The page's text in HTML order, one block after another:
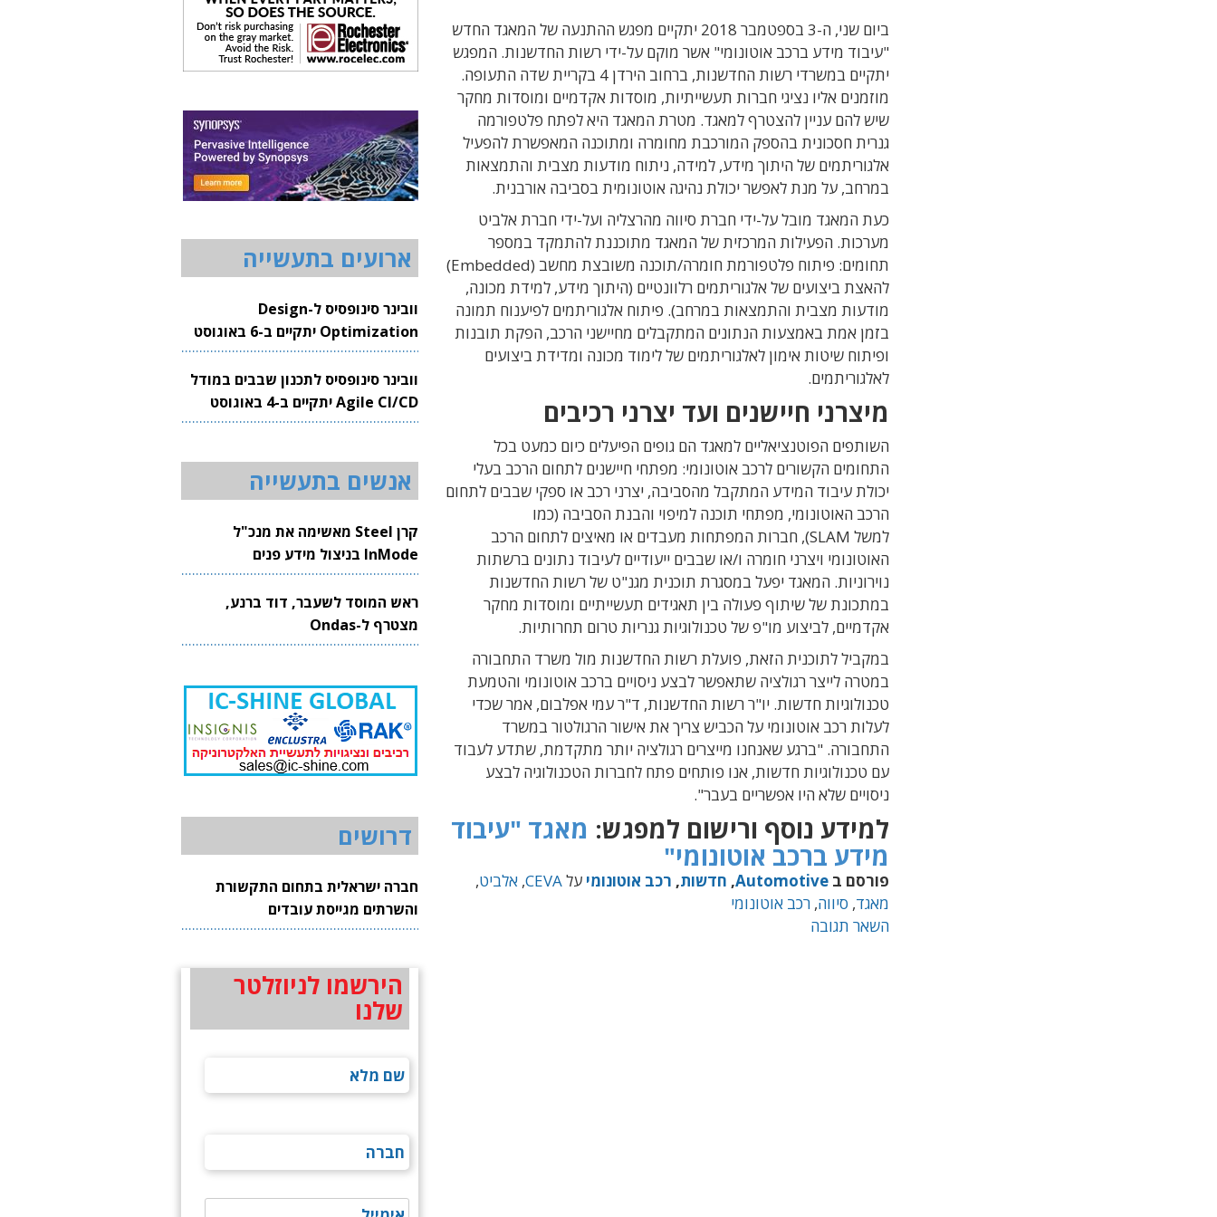
ביום שני, ה-3 בספטמבר 2018 יתקיים מפגש ההתנעה של המאגד החדש
"עיבוד מידע ברכב אוטונומי" אשר מוקם על-ידי רשות החדשנות. המפגש
יתקיים במשרדי רשות החדשנות, ברחוב הירדן 4 בקריית שדה התעופה.
מוזמנים אליו נציגי חברות תעשייתיות, מוסדות אקדמיים ומוסדות מחקר
שיש להם עניין להצטרף למאגד. מטרת המאגד היא לפתח פלטפורמה
גנרית חסכונית בהספק המורכבת מחומרה ומתוכנה המאפשרת להפעיל
אלגוריתמים של היתוך מידע, למידה, ניתוח מודעות מצבית והתמצאות
במרחב, על מנת לאפשר יכולת נהיגה אוטונומית בסביבה אורבנית.
כעת המאגד מובל על-ידי חברת סיווה מהרצליה ועל-ידי חברת אלביט
מערכות. הפעילות המרכזית של המאגד מתוכננת להתמקד במספר
תחומים: פיתוח פלטפורמת חומרה/תוכנה משובצת מחשב (Embedded)
להאצת ביצועים של אלגוריתמים רלוונטיים (היתוך מידע, למידת מכונה,
מודעות מצבית והתמצאות במרחב). פיתוח אלגוריתמים לפיענוח תמונה
בזמן אמת באמצעות הנתונים המתקבלים מחיישני הרכב, הפקת תובנות
ופיתוח שיטות אימון לאלגוריתמים של לימוד מכונה ומדידת ביצועים
לאלגוריתמים.
מיצרני חיישנים ועד יצרני רכיבים
השותפים הפוטנציאליים למאגד הם גופים הפיעלים כיום כמעט בכל
התחומים הקשורים לרכב אוטונומי: מפתחי חיישנים לתחום הרכב בעלי
יכולת עיבוד המידע המתקבל מהסביבה, יצרני רכב או ספקי שבבים לתחום
הרכב האוטונומי, מפתחי תוכנה למיפוי והבנת הסביבה (כמו
למשל SLAM), חברות המפתחות מעבדים או מאיצים לתחום הרכב
האוטונומי ויצרני חומרה ו/או שבבים ייעודיים לעיבוד נתונים ברשתות
נוירוניות. המאגד יפעל במסגרת תוכנית מגנ"ט של רשות החדשנות
במתכונת של שיתוף פעולה בין תאגידים תעשייתיים ומוסדות מחקר
אקדמיים, לביצוע מו"פ של טכנולוגיות גנריות טרום תחרותיות.
במקביל לתוכנית הזאת, פועלת רשות החדשנות מול משרד התחבורה
במטרה לייצר רגולציה שתאפשר לבצע ניסויים ברכב אוטונומי והטמעת
טכנולוגיות חדשות. יו"ר רשות החדשנות, ד"ר עמי אפלבום, אמר שכדי
לעלות רכב אוטונומי על הכביש צריך את אישור הרגולטור במשרד
התחבורה. "ברגע שאנחנו מייצרים רגולציה יותר מתקדמת, שתדע לעבוד
עם טכנולוגיות חדשות, אנו פותחים פתח לחברות הטכנולוגיה לבצע
ניסויים שלא היו אפשריים בעבר".
למידע נוסף ורישום למפגש: מאגד "עיבוד
מידע ברכב אוטונומי"
פורסם ב Automotive
, חדשות, רכב אוטונומי עלCEVA
, אלביט,
מאגד, סיווה, רכב אוטונומי
השאר תגובה
ארועים בתעשייה
וובינר סינופסיס ל-Design
Optimization יתקיים ב-6 באוגוסט
2026
וובינר סינופסיס לתכנון שבבים במודל
Agile CI/CD יתקיים ב-4 באוגוסט
2026
אנשים בתעשייה
קרן Steel מאשימה את מנכ"ל
InMode בניצול מידע פנים
ראש המוסד לשעבר, דוד ברנע,
מצטרף ל-Ondas
דרושים
חברה ישראלית בתחום התקשורת
והשרתים מגייסת עובדים
הירשמו לניוזלטר
שלנו